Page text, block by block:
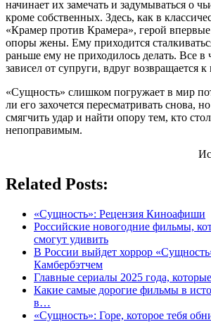
начинает их замечать и задумываться о
кроме собственных. Здесь, как в
«Крамер против Крамера», герой впервые
опоры жены. Ему приходится
раньше ему не приходилось делать. Все в
зависел от супруги, вдруг возвращается к
«Сущность» слишком погружает в мир
ли его захочется пересматривать снова,
смягчить удар и найти опору тем, кто
непоправимым.
Related Posts:
«Сущность»: Рецензия Киноафиши
Российские новогодние фильмы,
смогут удивить
В России выйдет хоррор
Камбербэтчем
Главные сериалы 2025 года,
Какие самые дорогие фильмы в
в…
«Сущность»: Горе, которое тебя